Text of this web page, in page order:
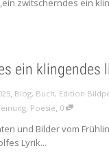
zwitscherndes ein
ein klingendes
, Blog, Buch, Edition
, Poesie, 0
und Bilder vom
Lyrik...